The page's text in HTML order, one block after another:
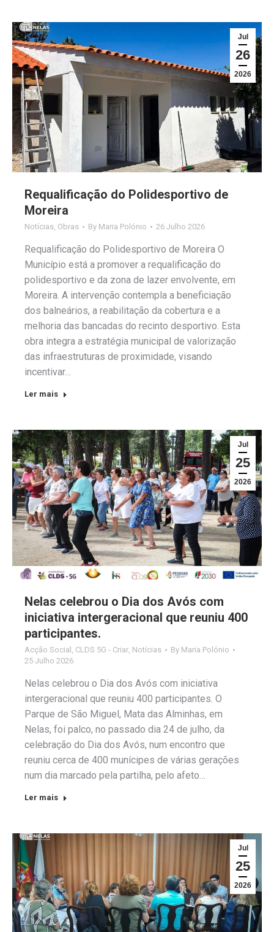
Jul
26
2026
Requalificação do Polidesportivo de
Moreira
Notícias Obras By Maria Polónio 26 Julho 2026
Requalificação do Polidesportivo de Moreira O
Município está a promover a requalificação do
polidesportivo e da zona de lazer envolvente, em
Moreira. A intervenção contempla a beneficiação
dos balneários, a reabilitação da cobertura e a
melhoria das bancadas do recinto desportivo. Esta
obra integra a estratégia municipal de valorização
das infraestruturas de proximidade, visando
incentivar…
Ler mais
Jul
25
2026
Nelas celebrou o Dia dos Avós com
iniciativa intergeracional que reuniu 400
participantes.
Acção Social , CLDS 5G - Criar, Notícias By Maria Polónio
25 Julho 2026
Nelas celebrou o Dia dos Avós com iniciativa
intergeracional que reuniu 400 participantes. O
Parque de São Miguel, Mata das Alminhas, em
Nelas, foi palco, no passado dia 24 de julho, da
celebração do Dia dos Avós, num encontro que
reuniu cerca de 400 munícipes de várias gerações
num dia marcado pela partilha, pelo afeto…
Ler mais
Jul
25
2026